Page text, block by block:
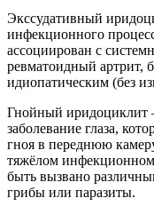
Экссудативный
инфекционного
ассоциирован с
ревматоидный артрит,
идиопатическим (без
Гнойный иридоциклит
заболевание глаза,
гноя в переднюю
тяжёлом инфекционном
быть вызвано
грибы или паразиты.